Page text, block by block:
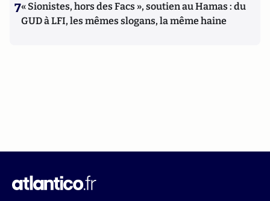
7« Sionistes, hors des Facs », soutien au Hamas : du
GUD à LFI, les mêmes slogans, la même haine